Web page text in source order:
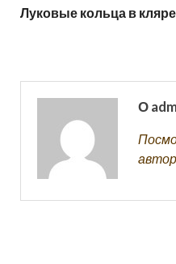
Луковые кольца в кляре
О